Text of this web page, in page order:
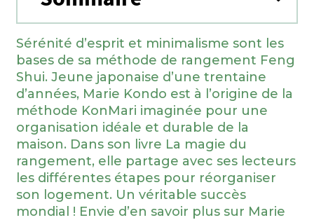
Sérénité d’esprit et minimalisme sont les
bases de sa méthode de rangement Feng
Shui. Jeune japonaise d’une trentaine
d’années, Marie Kondo est à l’origine de la
méthode KonMari imaginée pour une
organisation idéale et durable de la
maison. Dans son livre La magie du
rangement, elle partage avec ses lecteurs
les différentes étapes pour réorganiser
son logement. Un véritable succès
mondial ! Envie d’en savoir plus sur Marie